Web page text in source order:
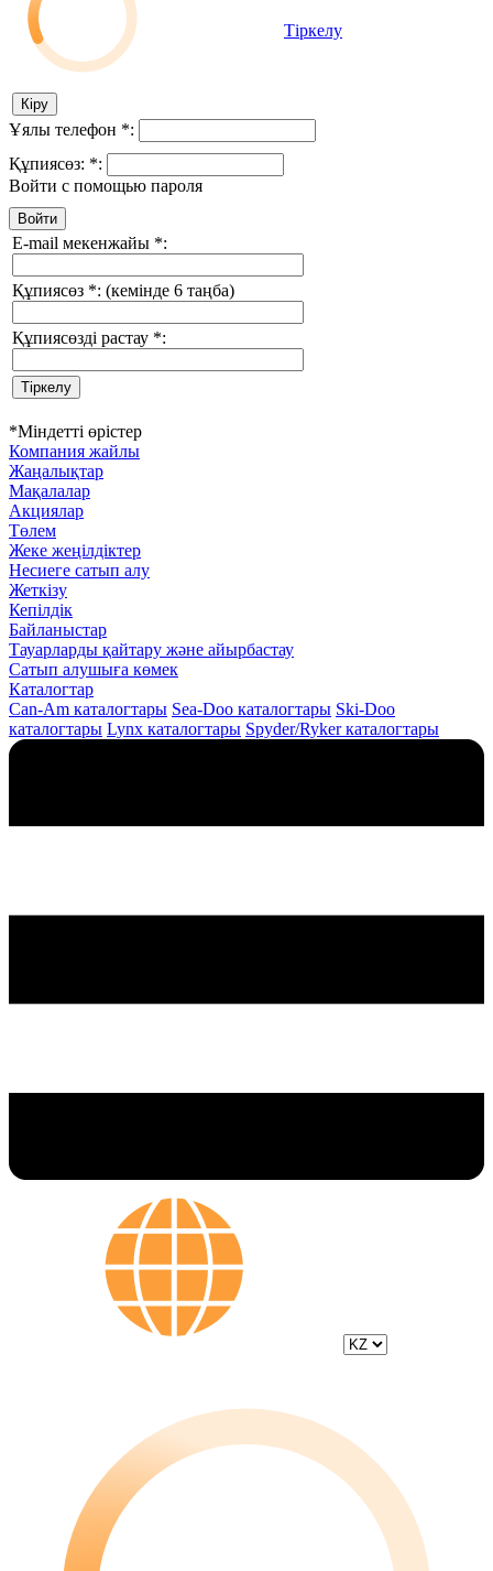
Тіркелу
Ұялы телефон *:
Құпиясөз: *:
Войти с помощью пароля
E-mail мекенжайы *:
Құпиясөз *: (кемінде 6 таңба)
Құпиясөзді растау *:
*Міндетті өрістер
Компания жайлы
Жаңалықтар
Мақалалар
Акциялар
Төлем
Жеке жеңілдіктер
Несиеге сатып алу
Жеткізу
Кепілдік
Байланыстар
Тауарларды қайтару және айырбастау
Сатып алушыға көмек
Каталогтар
Can-Am каталогтары Sea-Doo каталогтары Ski-Doo
каталогтары Lynx каталогтары Spyder/Ryker каталогтары